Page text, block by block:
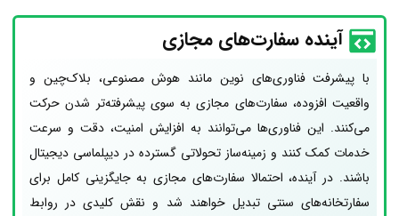
آینده سفارت‌های مجازی
با پیشرفت فناوری‌های نوین مانند هوش مصنوعی، بلاک‌چین و
واقعیت افزوده، سفارت‌های مجازی به سوی پیشرفته‌تر شدن حرکت
می‌کنند. این فناوری‌ها می‌توانند به افزایش امنیت، دقت و سرعت
خدمات کمک کنند و زمینه‌ساز تحولاتی گسترده در دیپلماسی دیجیتال
باشند. در آینده، احتمالا سفارت‌های مجازی به جایگزینی کامل برای
سفارتخانه‌های سنتی تبدیل خواهند شد و نقش کلیدی در روابط